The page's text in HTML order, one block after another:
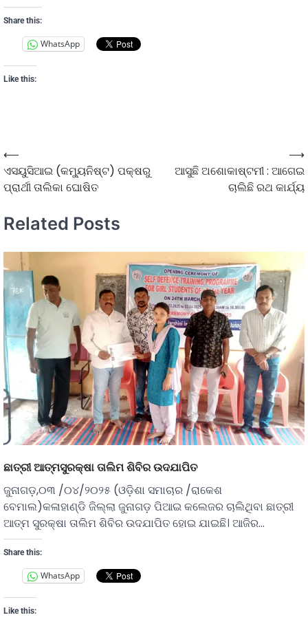
Share this:
WhatsApp
Like this:
⟵
ଏସୟୁସିଆଇ (କମ୍ୟୁନିଷ୍ଟ) ପକ୍ଷରୁ
ପ୍ରାର୍ଥୀ ତାଲିକା ଘୋଷିତ
ଆସୁଛି ଅଶୋକାଷ୍ଟମୀ : ଆଗେଇ
ଚାଲିଛି ରଥ କାର୍ଯ୍ୟ
⟶
Related Posts
ଛାତ୍ରୀ ଆତ୍ମସୁରକ୍ଷା ତାଲିମ ଶିବିର ଉଦଯାପିତ
ଜୁନାଗଡ଼,୦୩ /୦୪/୨୦୨୫ (ଓଡ଼ିଶା ସମାଚାର /ରାକେଶ
ବେମାଲ)କଳାହାଣ୍ଡି ଜିଲ୍ଲା ଜୁନାଗଡ଼ ପିଆଇ କଲେଜର ଚାଲିଥିବା ଛାତ୍ରୀ
ଆତ୍ମ ସୁରକ୍ଷା ତାଲିମ ଶିବିର ଉଦଯାପିତ ହୋଇ ଯାଇଛି। ଆଜିର…
Share this:
WhatsApp
Like this: